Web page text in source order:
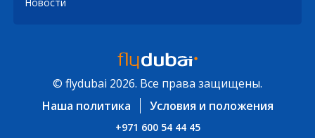
© flydubai 2026. Все права защищены.
Наша политика
Условия и положения
+971 600 54 44 45